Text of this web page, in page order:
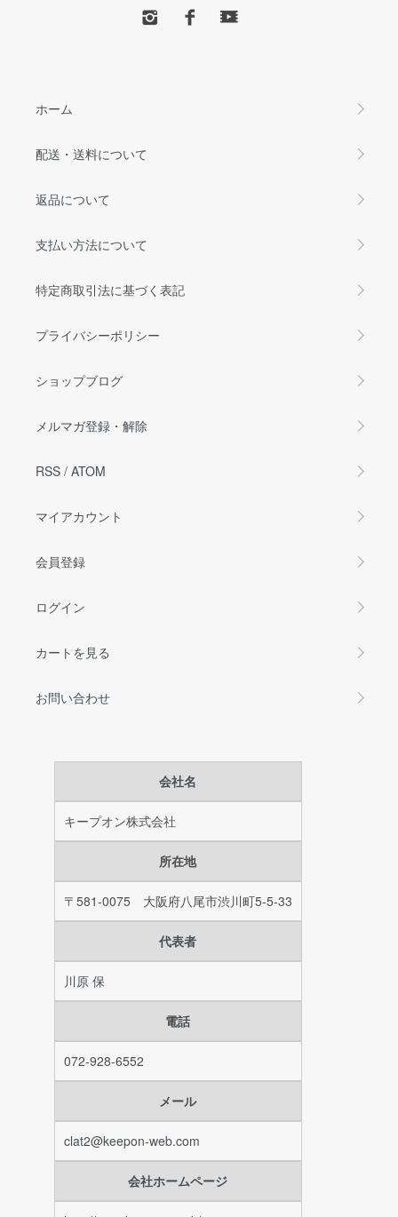
ホーム
配送・送料について
返品について
支払い方法について
特定商取引法に基づく表記
プライバシーポリシー
ショップブログ
メルマガ登録・解除
RSS / ATOM
マイアカウント
会員登録
ログイン
カートを見る
お問い合わせ
会社名
キープオン株式会社
所在地
〒581-0075 大阪府八尾市渋川町5-5-33
代表者
川原 保
電話
072-928-6552
メール
clat2@keepon-web.com
会社ホームページ